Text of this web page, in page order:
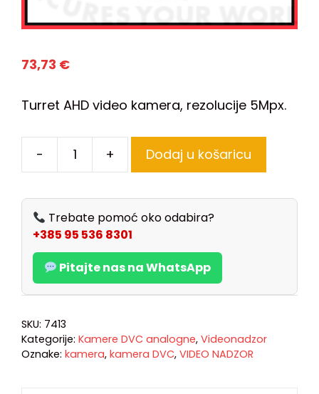
73,73 €
Turret AHD video kamera, rezolucije 5Mpx.
- + Dodaj u košaricu
Trebate pomoć oko odabira?
+385 95 536 8301
Pitajte nas na WhatsApp
SKU: 7413
Kategorije: Kamere DVC analogne, Videonadzor
Oznake: kamera, kamera DVC, VIDEO NADZOR